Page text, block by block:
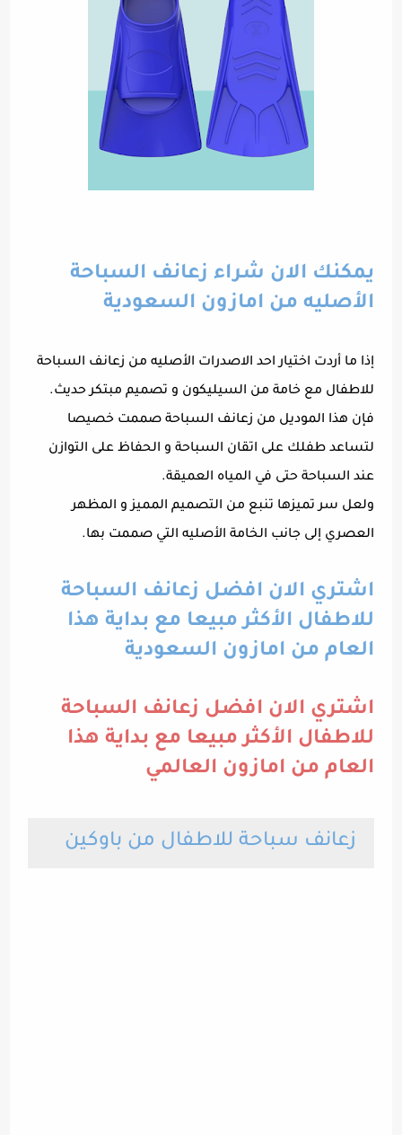
يمكنك الان شراء زعانف السباحة
الأصليه من امازون السعودية
إذا ما أردت اختيار احد الاصدرات الأصليه من زعانف السباحة
للاطفال مع خامة من السيليكون و تصميم مبتكر حديث.
فإن هذا الموديل من زعانف السباحة صممت خصيصا
لتساعد طفلك على اتقان السباحة و الحفاظ على التوازن
عند السباحة حتى في المياه العميقة.
ولعل سر تميزها تنبع من التصميم المميز و المظهر
العصري إلى جانب الخامة الأصليه التي صممت بها.
اشتري الان افضل زعانف السباحة
للاطفال الأكثر مبيعا مع بداية هذا
العام من امازون السعودية
اشتري الان افضل زعانف السباحة
للاطفال الأكثر مبيعا مع بداية هذا
العام من امازون العالمي
زعانف سباحة للاطفال من باوكين